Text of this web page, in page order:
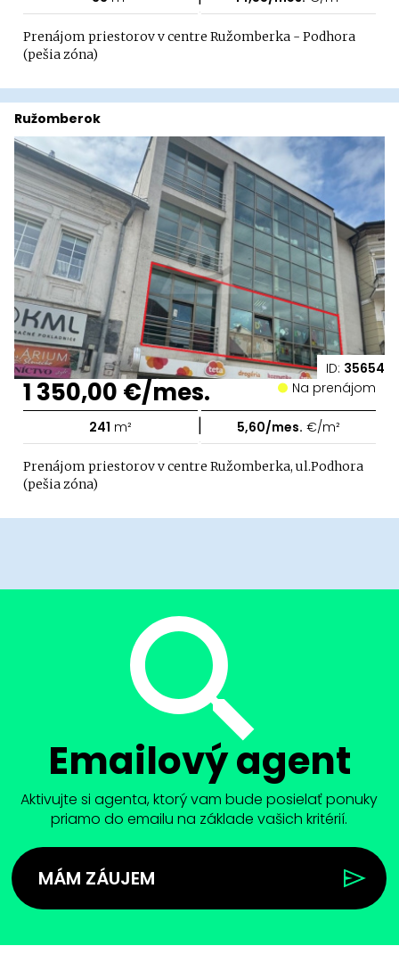
Prenájom priestorov v centre Ružomberka - Podhora
(pešia zóna)
ID: 35654
Ružomberok
1 350,00 €/mes. Na prenájom
241 m² | 5,60/mes. €/m²
Prenájom priestorov v centre Ružomberka, ul.Podhora
(pešia zóna)
Emailový agent
Aktivujte si agenta, ktorý vam bude posielať ponuky
priamo do emailu na základe vašich kritérií.
MÁM ZÁUJEM